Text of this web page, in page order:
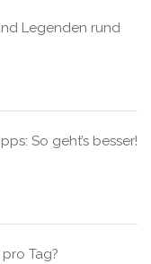
Legenden rund
So geht’s besser!
Tag?